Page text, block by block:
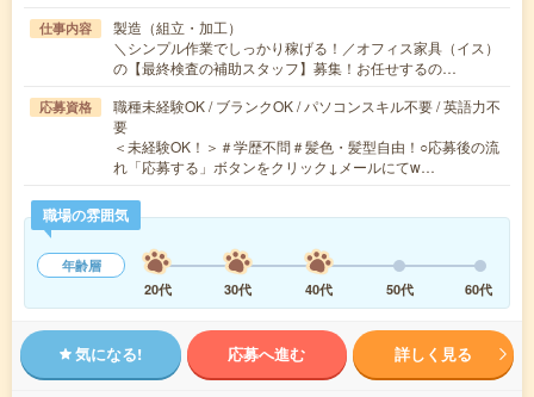
仕事内容
製造（組立・加工）
＼シンプル作業でしっかり稼げる！／オフィス家具（イス）
の【最終検査の補助スタッフ】募集！お任せするの…
応募資格
職種未経験OK / ブランクOK / パソコンスキル不要 / 英語力不
要
＜未経験OK！＞＃学歴不問＃髪色・髪型自由！○応募後の流
れ「応募する」ボタンをクリック↓メールにてw…
職場の雰囲気
年齢層
20代
30代 40代 50代 60代
気になる! 応募へ進む 詳しく見る